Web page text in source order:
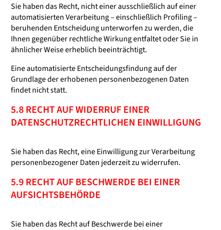
Sie haben das Recht, nicht einer ausschließlich auf einer
automatisierten Verarbeitung – einschließlich Profiling –
beruhenden Entscheidung unterworfen zu werden, die
Ihnen gegenüber rechtliche Wirkung entfaltet oder Sie in
ähnlicher Weise erheblich beeinträchtigt.
Eine automatisierte Entscheidungsfindung auf der
Grundlage der erhobenen personenbezogenen Daten
findet nicht statt.
5.8 RECHT AUF WIDERRUF EINER
DATENSCHUTZRECHTLICHEN EINWILLIGUNG
Sie haben das Recht, eine Einwilligung zur Verarbeitung
personenbezogener Daten jederzeit zu widerrufen.
5.9 RECHT AUF BESCHWERDE BEI EINER
AUFSICHTSBEHÖRDE
Sie haben das Recht auf Beschwerde bei einer